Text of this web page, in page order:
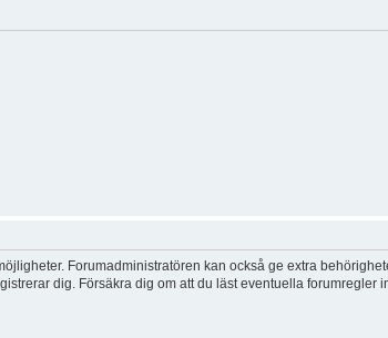
Forumadministratören kan också ge extra
dig. Försäkra dig om att du läst eventuella forumregler